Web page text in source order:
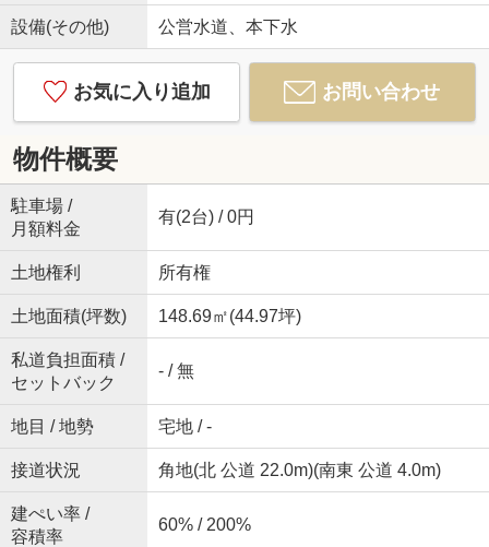
設備(その他) 公営水道、本下水
お気に入り追加 お問い合わせ
物件概要
駐車場 /
月額料金
有(2台) / 0円
土地権利 所有権
土地面積(坪数) 148.69㎡(44.97坪)
私道負担面積 /
セットバック
- / 無
地目 / 地勢 宅地 / -
接道状況 角地(北 公道 22.0m)(南東 公道 4.0m)
建ぺい率 /
容積率
60% / 200%